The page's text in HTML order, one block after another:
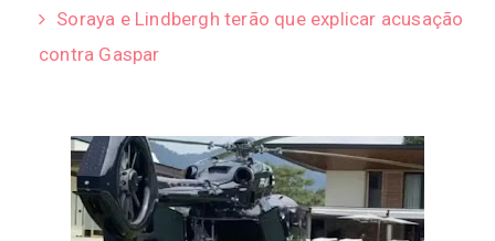
Soraya e Lindbergh terão que explicar acusação
contra Gaspar